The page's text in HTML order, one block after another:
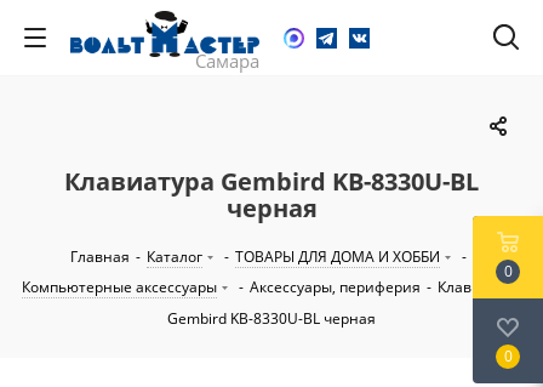
Клавиатура Gembird KB-8330U-BL
черная
Главная - Каталог - ТОВАРЫ ДЛЯ ДОМА И ХОББИ
-
Компьютерные аксессуары
- Аксессуары, периферия - Клавиатура
Gembird KB-8330U-BL черная
0
0